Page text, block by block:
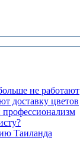
не работают
доставку цветов
профессионализм
Таиланда